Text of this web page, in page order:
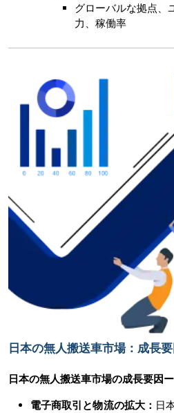
グローバルな拠点、
力、稼働率
日本の無人搬送車市場：成長
日本の無人搬送車市場の成長要因ー
電子商取引と物流の拡大： 日